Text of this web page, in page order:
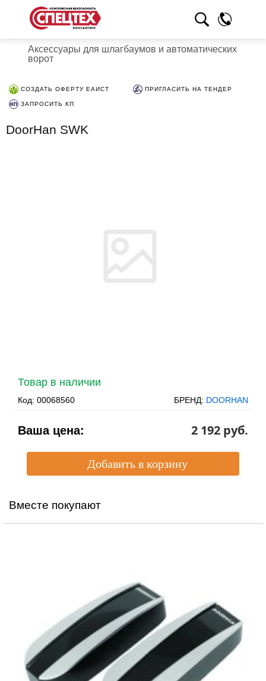
Аксессуары для шлагбаумов и автоматических
ворот
СОЗДАТЬ ОФЕРТУ ЕАИСТ ПРИГЛАСИТЬ НА ТЕНДЕР
ЗАПРОСИТЬ КП
DoorHan SWK
Товар в наличии
Код: 00068560 БРЕНД: DOORHAN
Ваша цена: 2 192 pуб.
Вместе покупают